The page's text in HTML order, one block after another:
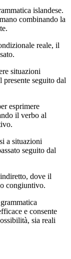
islandese.
combinando la
reale, il
situazioni
seguito dal
esprimere
il verbo al
a situazioni
seguito dal
dove il
congiuntivo.
e consente
sia reali